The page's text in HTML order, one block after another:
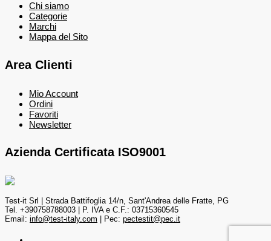
Chi siamo
Categorie
Marchi
Mappa del Sito
Area Clienti
Mio Account
Ordini
Favoriti
Newsletter
Azienda Certificata ISO9001
Test-it Srl | Strada Battifoglia 14/n, Sant'Andrea delle Fratte, PG
Tel. +390758788003 | P. IVA e C.F.: 03715360545
Email: info@test-italy.com | Pec: pectestit@pec.it